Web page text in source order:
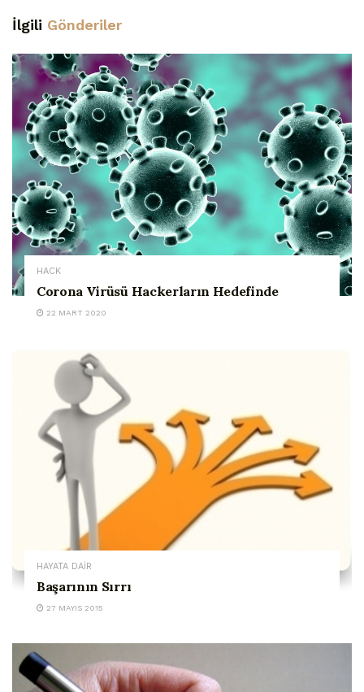
İlgili Gönderiler
HACK
Corona Virüsü Hackerların Hedefinde
22 MART 2020
HAYATA DAİR
Başarının Sırrı
27 MAYIS 2015